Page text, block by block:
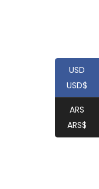
USD
USD$
ARS
ARS$